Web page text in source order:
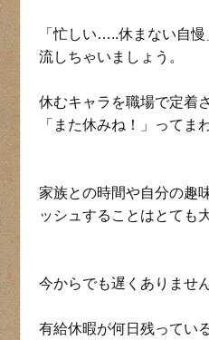
「忙しい…..休まない自
流しちゃいましょう。
休むキャラを職場で定着
「また休みね！」ってま
家族との時間や自分の趣
ッシュすることはとても
今からでも遅くありません
有給休暇が何日残ってい